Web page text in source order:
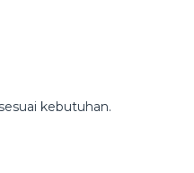
kebutuhan.